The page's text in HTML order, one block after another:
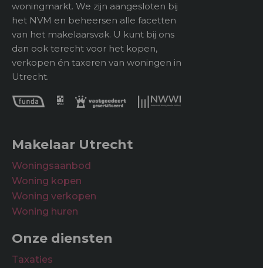
Buitenruimte
Tuin
woningmarkt. We zijn aangesloten bij
het NVM en beheersen alle facetten
van het makelaarsvak. U kunt bij ons
dan ook terecht voor het kopen,
verkopen én taxeren van woningen in
Utrecht.
Makelaar Utrecht
Woningsaanbod
Woning kopen
Woning verkopen
Woning huren
Onze diensten
Taxaties